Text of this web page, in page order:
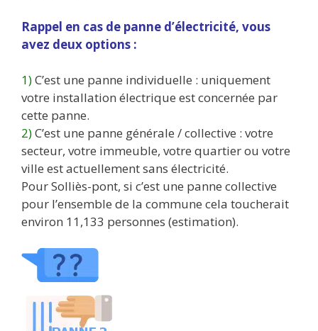
Rappel en cas de panne d’électricité, vous
avez deux options :
1)C’est une panne individuelle : uniquement
votre installation électrique est concernée par
cette panne.
2)C’est une panne générale / collective : votre
secteur, votre immeuble, votre quartier ou votre
ville est actuellement sans électricité.
Pour Solliès-pont, si c’est une panne collective
pour l’ensemble de la commune cela toucherait
environ 11,133 personnes (estimation).